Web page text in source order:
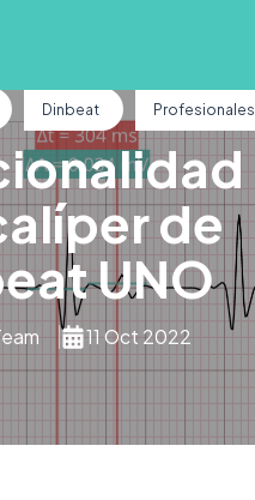
Dinbeat Profesionales
de
UNO
11 Oct 2022